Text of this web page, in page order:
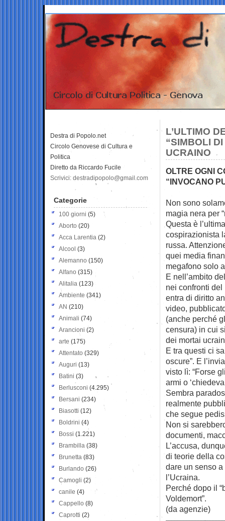
L’ULTIMO
“SIMBOLI
UCRAINO
OLTRE OGNI
“INVOCANO
Non sono
magia nera per
Questa è
cospirazionista
russa.
quei media
megafono solo
E nell’ambito
nei confronti
entra di diritto
video,
(anche perché
censura) in cui
dei mortai
E tra questi ci
oscure”. E
visto lì: “Forse
armi o
Sembra
realmente
che segue
Non si
documenti,
L’accusa,
di teorie della
dare un senso
l’Ucraina.
Perché dopo il
Voldemort”.
(da agenzie)
Destra di Popolo.net
Circolo Genovese di Cultura e
Politica
Diretto da Riccardo Fucile
Scrivici: destradipopolo@gmail.com
Categorie
100 giorni (5)
Aborto (20)
Acca Larentia (2)
Alcool (3)
Alemanno (150)
Alfano (315)
Alitalia (123)
Ambiente (341)
AN (210)
Animali (74)
Arancioni (2)
arte (175)
Attentato (329)
Auguri (13)
Batini (3)
Berlusconi (4.295)
Bersani (234)
Biasotti (12)
Boldrini (4)
Bossi (1.221)
Brambilla (38)
Brunetta (83)
Burlando (26)
Camogli (2)
canile (4)
Cappello (8)
Caprotti (2)